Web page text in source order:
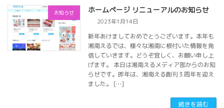
お知らせ ホームページ リニューアルのお知らせ
2023年1月14日
新年あけましておめでとうございます。本年も
湘南えるでは、様々な湘南に根付いた情報を発
信していきます。どうぞ宜しく、お願い申し上
げます。 本日は湘南えるメディア部からのお知
らせです。昨年は、湘南える創刊３周年を迎え
ました。 […]
続きを読む